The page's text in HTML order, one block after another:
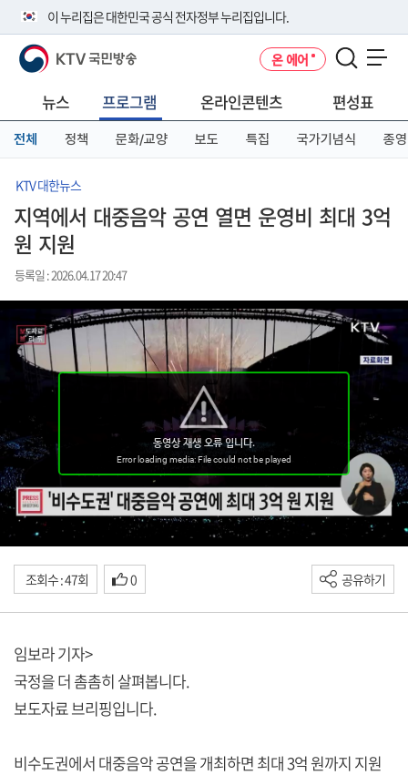
이 누리집은 대한민국 공식 전자정부 누리집입니다.
공식 누리집 주소 확인하기
니다.
이밖에 or.kr 또는 .kr등 다른 도메인 주소를 사용하고 있다면 아래 URL에
서 도메인 주소를 확인해 보세요
KTV 국민방송 온 에어
뉴스 프로그램 온라인콘텐츠 편성표
전체 정책 문화/교양 보도 특집 국가기념식 종영
KTV 대한뉴스
지역에서 대중음악 공연 열면 운영비 최대 3억
원 지원
등록일 : 2026.04.17 20:47
조회수 : 47회 0 공유하기
임보라 기자>
국정을 더 촘촘히 살펴봅니다.
보도자료 브리핑입니다.
비수도권에서 대중음악 공연을 개최하면 최대 3억 원까지 지원